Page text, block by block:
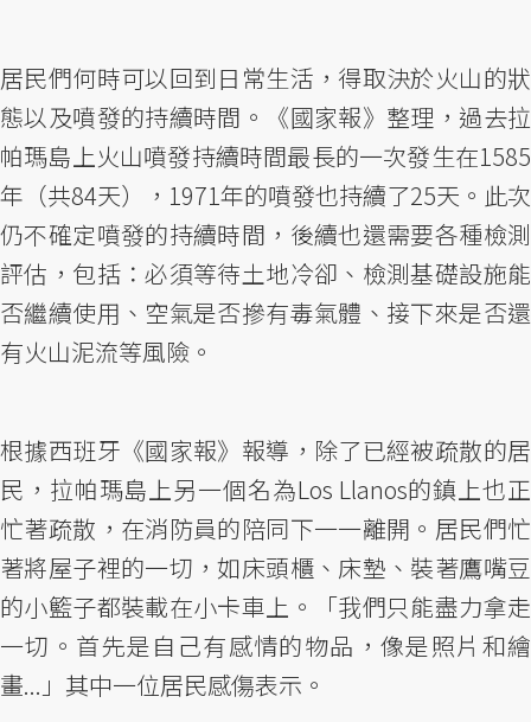
居民們何時可以回到日常生活，得取決於火山的狀
態以及噴發的持續時間。《國家報》整理，過去拉
帕瑪島上火山噴發持續時間最長的一次發生在1585
年（共84天），1971年的噴發也持續了25天。此次
仍不確定噴發的持續時間，後續也還需要各種檢測
評估，包括：必須等待土地冷卻、檢測基礎設施能
否繼續使用、空氣是否摻有毒氣體、接下來是否還
有火山泥流等風險。
根據西班牙《國家報》報導，除了已經被疏散的居
民，拉帕瑪島上另一個名為Los Llanos的鎮上也正
忙著疏散，在消防員的陪同下一一離開。居民們忙
著將屋子裡的一切，如床頭櫃、床墊、裝著鷹嘴豆
的小籃子都裝載在小卡車上。「我們只能盡力拿走
一切。首先是自己有感情的物品，像是照片和繪
畫...」其中一位居民感傷表示。